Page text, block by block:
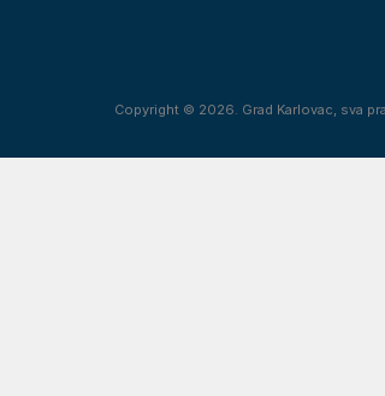
Copyright © 2026. Grad Karlovac, sva